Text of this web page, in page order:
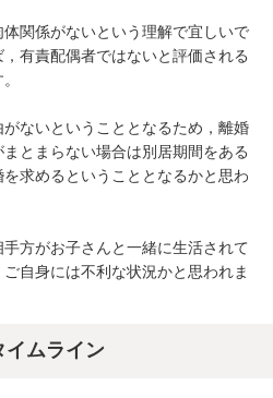
関係がないという理解で宜しいで
有責配偶者ではないと評価される
ないということとなるため，離婚
とまらない場合は別居期間をある
求めるということとなるかと思わ
方がお子さんと一緒に生活されて
自身には不利な状況かと思われま
イムライン